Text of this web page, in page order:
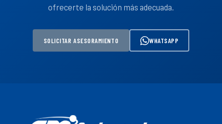
ofrecerte la solución más adecuada.
SOLICITAR ASESORAMIENTO WHATSAPP